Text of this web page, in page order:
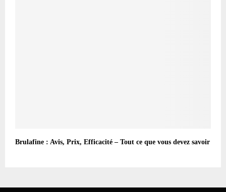
Brulafine : Avis, Prix, Efficacité – Tout ce que vous devez savoir